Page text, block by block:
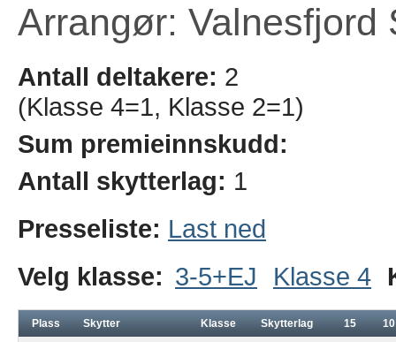
Arrangør: Valnesfjord
Antall deltakere: 2
(Klasse 4=1, Klasse 2=1)
Sum premieinnskudd:
Antall skytterlag: 1
Presseliste: Last ned
Velg klasse: 3-5+EJ Klasse 4
Plass Skytter Klasse Skytterlag 15 10